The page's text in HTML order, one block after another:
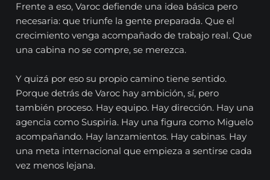
Frente a eso, Varoc defiende una idea básica pero
necesaria: que triunfe la gente preparada. Que el
crecimiento venga acompañado de trabajo real. Que
una cabina no se compre, se merezca.
Y quizá por eso su propio camino tiene sentido.
Porque detrás de Varoc hay ambición, sí, pero
también proceso. Hay equipo. Hay dirección. Hay una
agencia como Suspiria. Hay una figura como Miguelo
acompañando. Hay lanzamientos. Hay cabinas. Hay
una meta internacional que empieza a sentirse cada
vez menos lejana.